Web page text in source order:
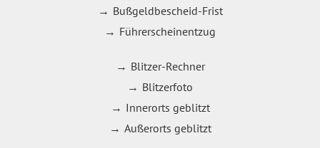
Bußgeldbescheid-Frist
Führerscheinentzug
Blitzer-Rechner
Blitzerfoto
Innerorts geblitzt
Außerorts geblitzt